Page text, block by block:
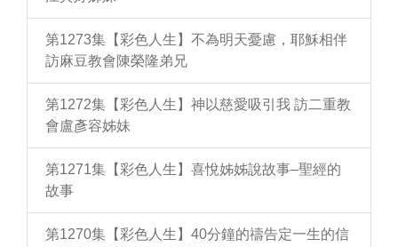
第1273集【彩色人生】不為明天憂慮，耶穌相伴
訪麻豆教會陳榮隆弟兄
第1272集【彩色人生】神以慈愛吸引我 訪二重教
會盧彥容姊妹
第1271集【彩色人生】喜悅姊姊說故事–聖經的
故事
第1270集【彩色人生】40分鐘的禱告定一生的信